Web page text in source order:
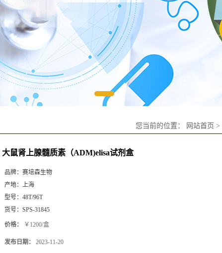
您当前的位置： 网站首页 >
大鼠肾上腺髓质素（ADM)elisa试剂盒
品牌： 赛培森生物
产地： 上海
型号： 48T/96T
货号： SPS-31845
价格： ￥1200/盒
发布日期： 2023-11-20